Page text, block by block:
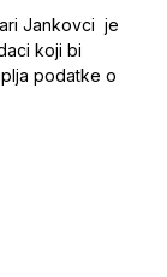
Jankovci je
koji bi
podatke o